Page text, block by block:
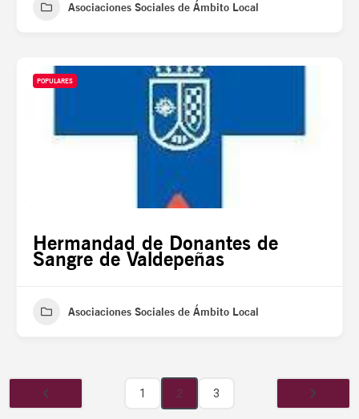
Asociaciones Sociales de Ámbito Local
POPULARES
Hermandad de Donantes de
Sangre de Valdepeñas
Asociaciones Sociales de Ámbito Local
1 2 3